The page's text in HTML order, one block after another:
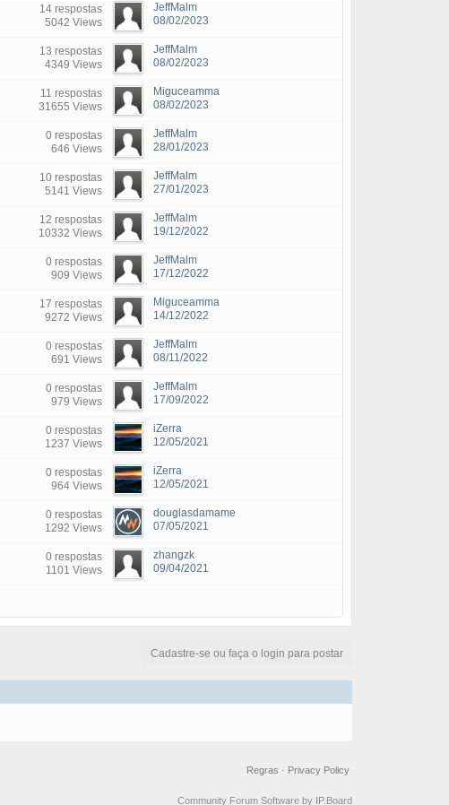
14 respostas
5042 Views
JeffMalm
08/02/2023
13 respostas
4349 Views
JeffMalm
08/02/2023
11 respostas
31655 Views
Miguceamma
08/02/2023
0 respostas
646 Views
JeffMalm
28/01/2023
10 respostas
5141 Views
JeffMalm
27/01/2023
12 respostas
10332 Views
JeffMalm
19/12/2022
0 respostas
909 Views
JeffMalm
17/12/2022
17 respostas
9272 Views
Miguceamma
14/12/2022
0 respostas
691 Views
JeffMalm
08/11/2022
0 respostas
979 Views
JeffMalm
17/09/2022
0 respostas
1237 Views
iZerra
12/05/2021
0 respostas
964 Views
iZerra
12/05/2021
0 respostas
1292 Views
douglasdamame
07/05/2021
0 respostas
1101 Views
zhangzk
09/04/2021
Cadastre-se ou faça o login para postar
Privacy Policy
Regras ·
Community Forum Software by IP.Board